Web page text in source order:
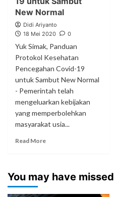
New Normal
Didi Ariyanto
18 Mei 2020
0
Yuk Simak, Panduan
Protokol Kesehatan
Pencegahan Covid-19
untuk Sambut New Normal
- Pemerintah telah
mengeluarkan kebijakan
yang memperbolehkan
masyarakat usia...
Read More
You may have missed